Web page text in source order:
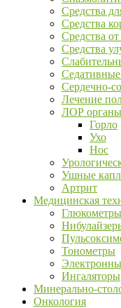
Средства
Средства
Средства
Средства
Сердечно-
Лечение
ЛОР органы
Горло
Ухо
Нос
Ушные
Артрит
Медицинская
Глюкометры
Тонометры
Ингаляторы
Минерально-
Онкология